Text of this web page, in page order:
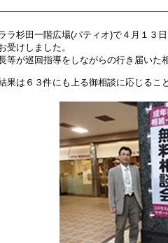
杉田一階広場(パティオ)で４月１３
けしました。
が巡回指導をしながらの行き届いた
果は６３件にも上る御相談に応じるこ